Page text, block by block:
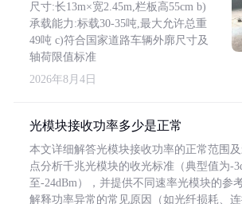
尺寸:长13m×宽2.45m,栏板高55cm b)
承载能力:标载30-35吨,最大允许总重
49吨 c)符合国家道路车辆外廓尺寸及
轴荷限值标准
2026年8月4日
光模块接收功率多少是正常
本文详细解答光模块接收功率的正常范围
点分析千兆光模块的收光标准（典型值为-
至-24dBm），并提供不同速率光模块的参
解释功率异常的常见原因（如光纤损耗、